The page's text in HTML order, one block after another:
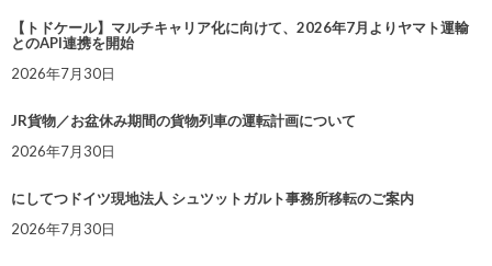
【トドケール】マルチキャリア化に向けて、2026年7月よりヤマト運輸
とのAPI連携を開始
2026年7月30日
JR貨物／お盆休み期間の貨物列車の運転計画について
2026年7月30日
にしてつドイツ現地法人 シュツットガルト事務所移転のご案内
2026年7月30日